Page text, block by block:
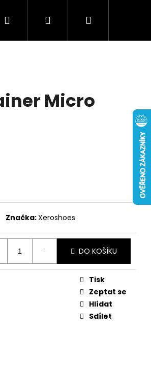
Hledat PřihlášeníNákupní
Micro
Značka:Xeroshoes
DO KOŠÍKU
Tisk
Zeptat se
Hlídat
Sdílet